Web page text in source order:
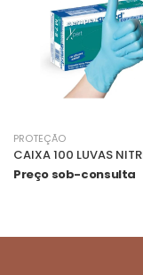
PROTEÇÃO
Preço sob-consulta